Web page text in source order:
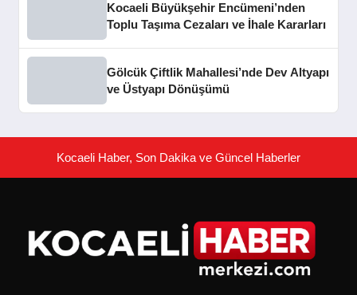
Kocaeli Büyükşehir Encümeni’nden
Toplu Taşıma Cezaları ve İhale Kararları
Gölcük Çiftlik Mahallesi’nde Dev Altyapı
ve Üstyapı Dönüşümü
Kocaeli Haber, Son Dakika ve Güncel Haberler